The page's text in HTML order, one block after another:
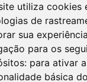
utiliza cookies
de
sua
para os
para ativar a
básica
não